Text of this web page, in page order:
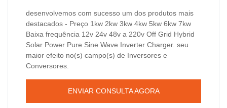
desenvolvemos com sucesso um dos produtos mais
destacados - Preço 1kw 2kw 3kw 4kw 5kw 6kw 7kw
Baixa frequência 12v 24v 48v a 220v Off Grid Hybrid
Solar Power Pure Sine Wave Inverter Charger. seu
maior efeito no(s) campo(s) de Inversores e
Conversores.
ENVIAR CONSULTA AGORA